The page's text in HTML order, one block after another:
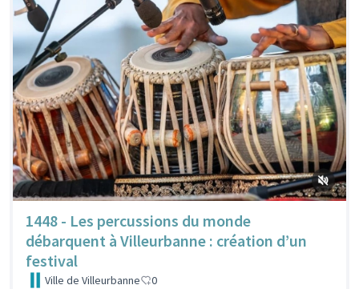
1448 - Les percussions du monde
débarquent à Villeurbanne : création d’un
festival
Ville de Villeurbanne 0